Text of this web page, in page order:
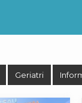
Geriatri